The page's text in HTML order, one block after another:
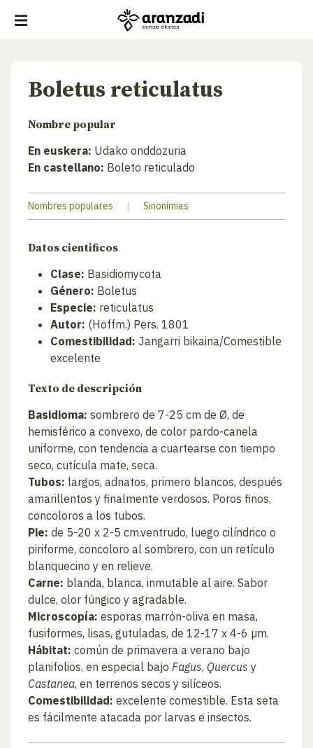
Boletus reticulatus
Nombre popular
En euskera: Udako onddozuria
En castellano: Boleto reticulado
Nombres populares | Sinonímias
Datos cientificos
Clase: Basidiomycota
Género: Boletus
Especie: reticulatus
Autor: (Hoffm.) Pers. 1801
Comestibilidad: Jangarri bikaina/Comestible
excelente
Texto de descripción
Basidioma: sombrero de 7-25 cm de Ø, de
hemisférico a convexo, de color pardo-canela
uniforme, con tendencia a cuartearse con tiempo
seco, cutícula mate, seca.
Tubos: largos, adnatos, primero blancos, después
amarillentos y finalmente verdosos. Poros finos,
concoloros a los tubos.
Pie: de 5-20 x 2-5 cm.ventrudo, luego cilíndrico o
piriforme, concoloro al sombrero, con un retículo
blanquecino y en relieve.
Carne: blanda, blanca, inmutable al aire. Sabor
dulce, olor fúngico y agradable.
Microscopía: esporas marrón-oliva en masa,
fusiformes, lisas, gutuladas, de 12-17 x 4-6 µm.
Hábitat: común de primavera a verano bajo
planifolios, en especial bajo Fagus, Quercus y
Castanea, en terrenos secos y silíceos.
Comestibilidad: excelente comestible. Esta seta
es fácilmente atacada por larvas e insectos.